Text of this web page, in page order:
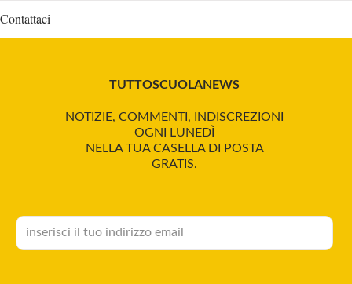
Contattaci
TUTTOSCUOLANEWS
NOTIZIE, COMMENTI, INDISCREZIONI
OGNI LUNEDÌ
NELLA TUA CASELLA DI POSTA
GRATIS.